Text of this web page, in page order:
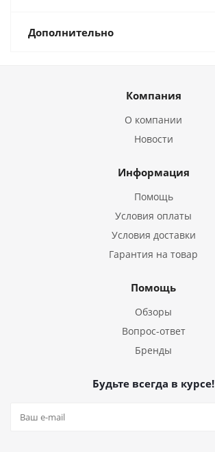
Дополнительно
Компания
О компании
Новости
Информация
Помощь
Условия оплаты
Условия доставки
Гарантия на товар
Помощь
Обзоры
Вопрос-ответ
Бренды
Будьте всегда в курсе!